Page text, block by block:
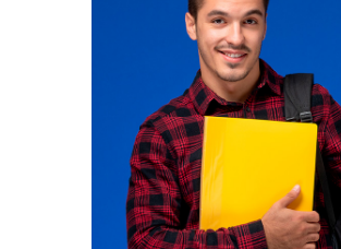
Promociones
Contacto